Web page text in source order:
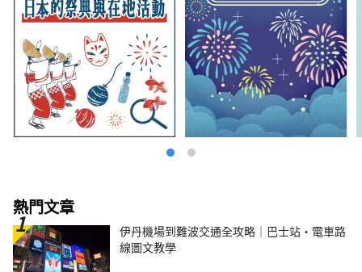
熱門文章
伊丹機場到難波交通全攻略｜巴士站・電車路
線圖文教學